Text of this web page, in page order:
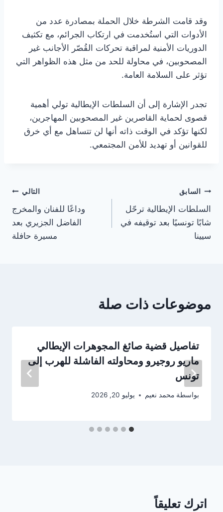
وقد قامت الشرطة خلال الحملة بمصادرة عدد من
الأدوات التي استُخدمت في ارتكاب الجرائم، مع تكثيف
الدوريات الأمنية لمراقبة تحركات القُصّر الأجانب غير
المصحوبين، في محاولة للحد من مثل هذه الظواهر التي
تؤثر على السلامة العامة.
تجدر الإشارة إلى أن السلطات الإيطالية تولي أهمية
قصوى لحماية القاصرين غير المصحوبين المهاجرين،
لكنها تؤكد في الوقت ذاته أنها لن تتساهل مع أي خرق
للقوانين أو تهديد للأمن المجتمعي.
تصفّح
المقالات
السابق
السلطات الإيطالية ترحّل
شابًا تونسيًا بعد توقيفه في
سيينا
التالي
وداعًا للفنان والمخرج
الفاضل الجزيري بعد
مسيرة حافلة
موضوعات ذات صلة
تفاصيل قضية صائغ المجوهرات الإيطالي
ماريو روجيرو ومحاولته الفاشلة للهرب إلى
تونس
بواسطة محمد نعيم يوليو 20, 2026
اترك تعليقاً